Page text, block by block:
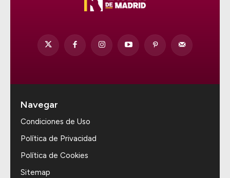
Navegar
Condiciones de Uso
Política de Privacidad
Política de Cookies
Sitemap